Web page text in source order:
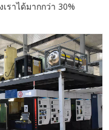
ราได้มากกว่า 30%